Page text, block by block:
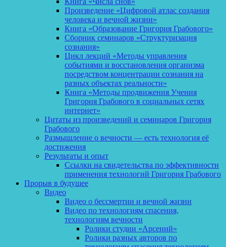
Произведение «Цифровой атлас создания
человека и вечной жизни»
Книга «Образование Григория Грабового»
Сборник семинаров «Структуризация
сознания»
Цикл лекций «Методы управления
событиями и восстановления организма
посредством концентрации сознания на
разных объектах реальности»
Книга «Методы продвижения Учения
Григория Грабового в социальных сетях
интернет»
Цитаты из произведений и семинаров Григория
Грабового
Размышление о вечности — есть технология её
достижения
Результаты и опыт
Ссылки на свидетельства по эффективности
применения технологий Григория Грабового
Прорыв в будущее
Видео
Видео о бессмертии и вечной жизни
Видео по технологиям спасения,
технологиям вечности
Ролики студии «Арсений»
Ролики разных авторов по